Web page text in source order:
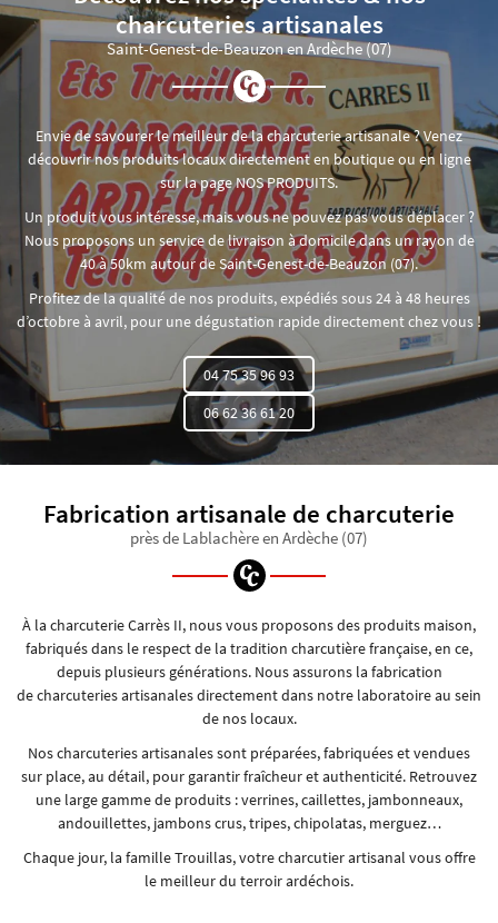
SAVOIR FAIRE
PRODUITS
ACTUALITÉS
Une question
04 75 35 96 93
INSCRIPTION
charcuteries artisanales
Saint-Genest-de-Beauzon en Ardèche (07)
Envie de savourer le meilleur de la charcuterie artisanale ? Venez
découvrir nos produits locaux directement en boutique ou en ligne
sur la page NOS PRODUITS.
Un produit vous intéresse, mais vous ne pouvez pas vous déplacer ?
Nous proposons un service de livraison à domicile dans un rayon de
40 à 50km autour de Saint-Genest-de-Beauzon (07).
Profitez de la qualité de nos produits, expédiés sous 24 à 48 heures
d’octobre à avril, pour une dégustation rapide directement chez vous !
04 75 35 96 93
06 62 36 61 20
Fabrication artisanale de charcuterie
près de Lablachère en Ardèche (07)
À la charcuterie Carrès II, nous vous proposons des produits maison,
fabriqués dans le respect de la tradition charcutière française, en ce,
depuis plusieurs générations. Nous assurons la fabrication
de charcuteries artisanales directement dans notre laboratoire au sein
de nos locaux.
Nos charcuteries artisanales sont préparées, fabriquées et vendues
sur place, au détail, pour garantir fraîcheur et authenticité. Retrouvez
une large gamme de produits : verrines, caillettes, jambonneaux,
andouillettes, jambons crus, tripes, chipolatas, merguez…
Chaque jour, la famille Trouillas, votre charcutier artisanal vous offre
le meilleur du terroir ardéchois.